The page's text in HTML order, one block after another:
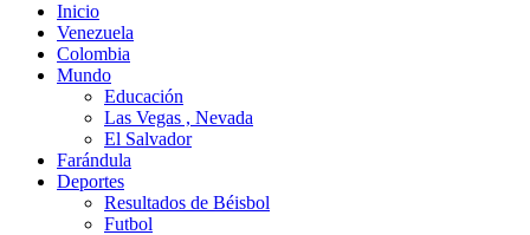
Inicio
Venezuela
Colombia
Mundo
Educación
Las Vegas , Nevada
El Salvador
Farándula
Deportes
Resultados de Béisbol
Futbol